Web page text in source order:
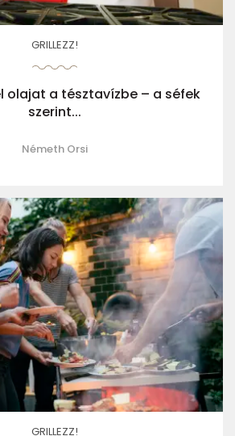
GRILLEZZ!
olajat a tésztavízbe – a séfek
szerint...
Németh Orsi
GRILLEZZ!